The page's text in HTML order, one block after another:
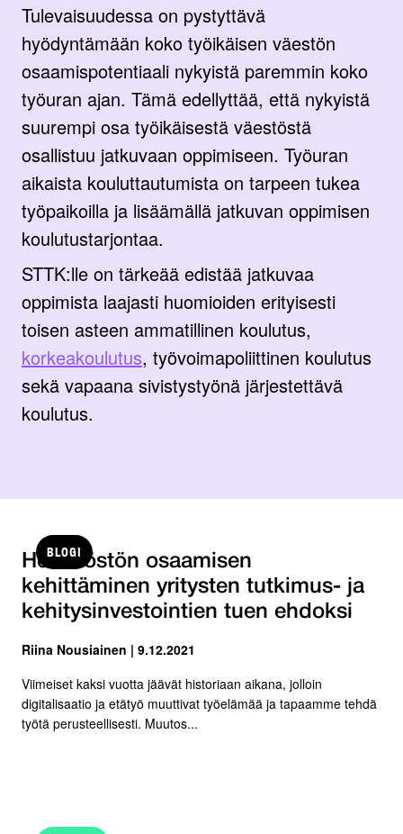
Tulevaisuudessa on pystyttävä
hyödyntämään koko työikäisen väestön
osaamispotentiaali nykyistä paremmin koko
työuran ajan. Tämä edellyttää, että nykyistä
suurempi osa työikäisestä väestöstä
osallistuu jatkuvaan oppimiseen. Työuran
aikaista kouluttautumista on tarpeen tukea
työpaikoilla ja lisäämällä jatkuvan oppimisen
koulutustarjontaa.
STTK:lle on tärkeää edistää jatkuvaa
oppimista laajasti huomioiden erityisesti
toisen asteen ammatillinen koulutus,
korkeakoulutus, työvoimapoliittinen koulutus
sekä vapaana sivistystyönä järjestettävä
koulutus.
BLOGI
Henkilöstön osaamisen
kehittäminen yritysten tutkimus- ja
kehitysinvestointien tuen ehdoksi
Riina Nousiainen | 9.12.2021
Viimeiset kaksi vuotta jäävät historiaan aikana, jolloin
digitalisaatio ja etätyö muuttivat työelämää ja tapaamme tehdä
työtä perusteellisesti. Muutos...